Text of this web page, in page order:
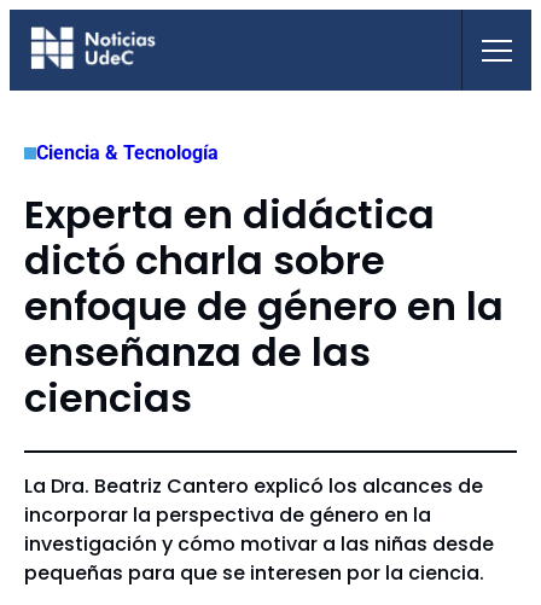
Saltar
Ciencia & Tecnología
Experta en didáctica
dictó charla sobre
enfoque de género en la
enseñanza de las
ciencias
La Dra. Beatriz Cantero explicó los alcances de
incorporar la perspectiva de género en la
investigación y cómo motivar a las niñas desde
pequeñas para que se interesen por la ciencia.